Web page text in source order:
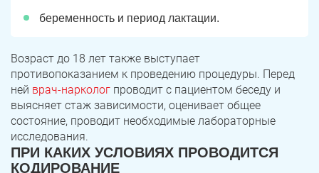
беременность и период лактации.
Возраст до 18 лет также выступает
противопоказанием к проведению процедуры. Перед
ней врач-нарколог проводит с пациентом беседу и
выясняет стаж зависимости, оценивает общее
состояние, проводит необходимые лабораторные
исследования.
ПРИ КАКИХ УСЛОВИЯХ ПРОВОДИТСЯ
КОДИРОВАНИЕ